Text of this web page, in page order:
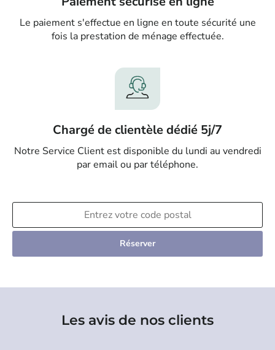
Le paiement s'effectue en ligne en toute sécurité une
fois la prestation de ménage effectuée.
Chargé de clientèle dédié 5j/7
Notre Service Client est disponible du lundi au vendredi
par email ou par téléphone.
Réserver
Les avis de nos clients